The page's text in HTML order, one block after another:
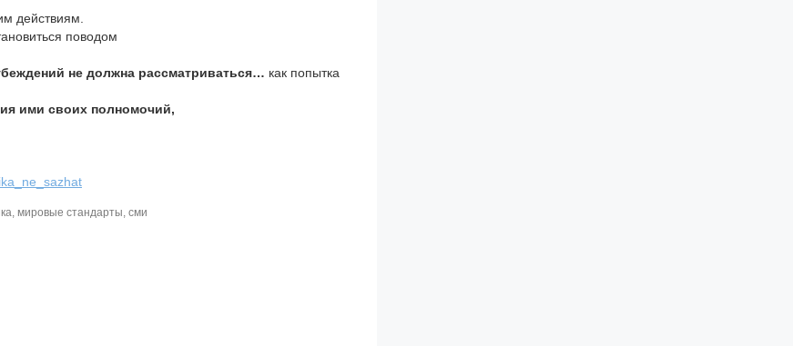
действиям.
поводом
не должна рассматриваться… как попытка
ими своих полномочий,
, мировые стандарты, сми